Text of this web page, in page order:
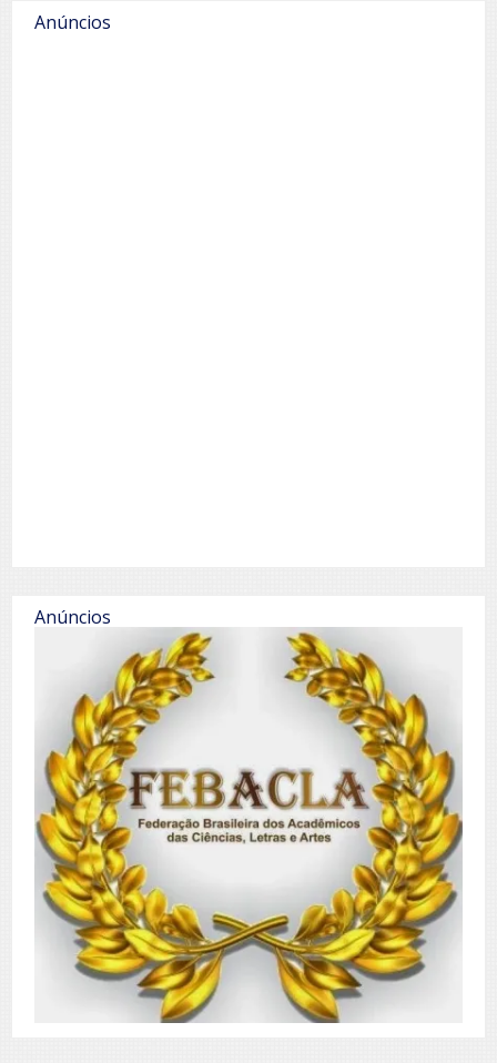
Anúncios
Anúncios